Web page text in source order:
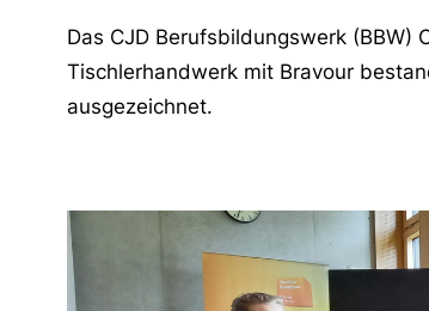
Das CJD Berufsbildungswerk
Tischlerhandwerk mit Bravour
ausgezeichnet.